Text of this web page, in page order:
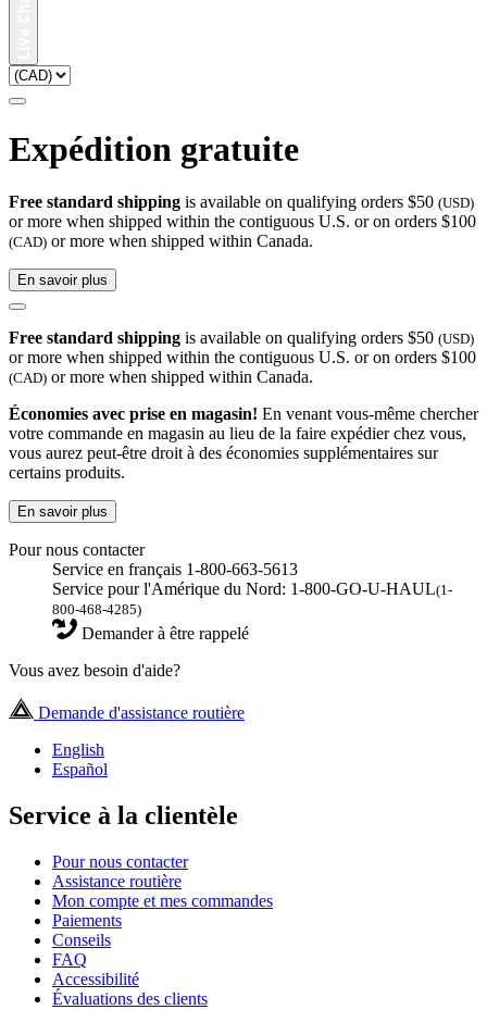
Expédition gratuite
Free standard shipping is available on qualifying orders $50 (USD)
or more when shipped within the contiguous U.S. or on orders $100
(CAD) or more when shipped within Canada.
En savoir plus
Free standard shipping is available on qualifying orders $50 (USD)
or more when shipped within the contiguous U.S. or on orders $100
(CAD) or more when shipped within Canada.
Économies avec prise en magasin! En venant vous-même chercher
votre commande en magasin au lieu de la faire expédier chez vous,
vous aurez peut-être droit à des économies supplémentaires sur
certains produits.
En savoir plus
Pour nous contacter
Service en français 1-800-663-5613
Service pour l'Amérique du Nord: 1-800-GO-U-HAUL(1-
800-468-4285)
Demander à être rappelé
Vous avez besoin d'aide?
Demande d'assistance routière
English
Español
Service à la clientèle
Pour nous contacter
Assistance routière
Mon compte et mes commandes
Paiements
Conseils
FAQ
Accessibilité
Évaluations des clients